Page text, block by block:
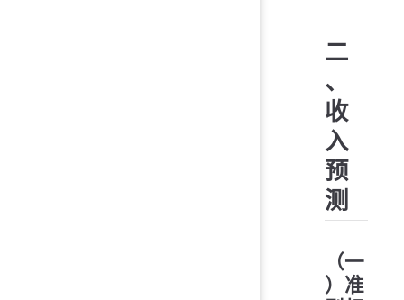
二
、
收
入
预
测
（一
）准